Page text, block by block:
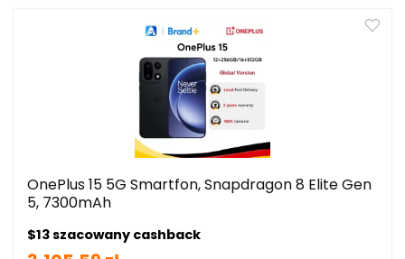
OnePlus 15 5G Smartfon, Snapdragon 8 Elite Gen
5, 7300mAh
$13 szacowany cashback